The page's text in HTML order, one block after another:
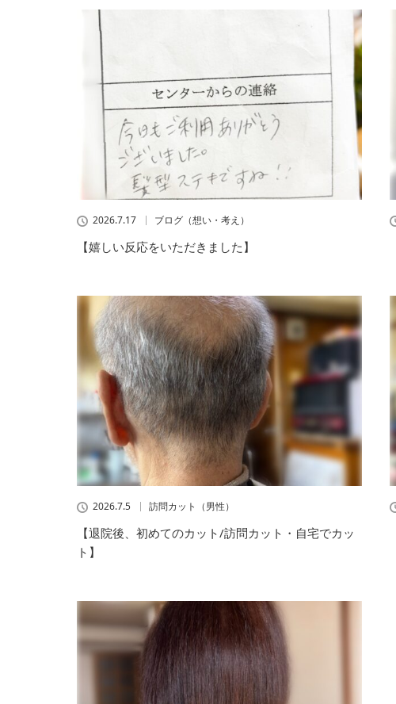
2026.7.17 ブログ（想い・考え）
【嬉しい反応をいただきました】
2026.7.5 訪問カット（男性）
【退院後、初めてのカット/訪問カット・自宅でカッ
ト】